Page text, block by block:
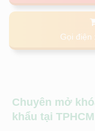
Gọi điện
Chuyên mở
khẩu tại TPHCM